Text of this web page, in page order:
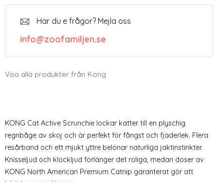
Har du e frågor? Mejla oss
info@zoofamiljen.se
Visa alla produkter från Kong
KONG Cat Active Scrunchie lockar katter till en plyschig
regnbåge av skoj och är perfekt för fångst och fjäderlek. Flera
resårband och ett mjukt yttre belönar naturliga jaktinstinkter.
Knisseljud och klockljud förlänger det roliga, medan doser av
KONG North American Premium Catnip garanterat gör att